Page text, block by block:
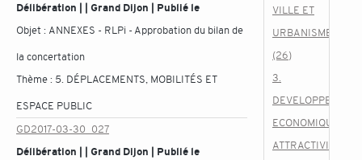
Délibération | | Grand Dijon | Publié le
Objet : ANNEXES - RLPi - Approbation du bilan de
la concertation
Thème : 5. DÉPLACEMENTS, MOBILITÉS ET
ESPACE PUBLIC
GD2017-03-30_027
Délibération | | Grand Dijon | Publié le
VILLE ET
URBANISME
(26)
3.
DEVELOPPEMENT
ECONOMIQUE,
ATTRACTIVITE